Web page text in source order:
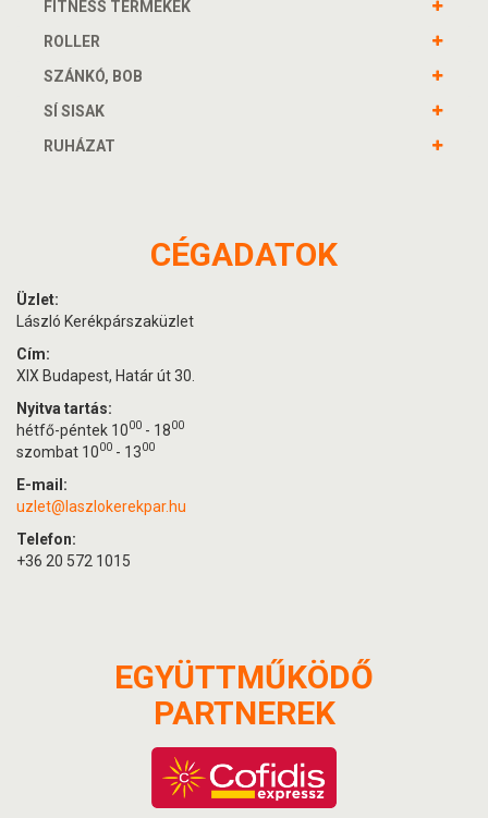
FITNESS TERMÉKEK
ROLLER
SZÁNKÓ, BOB
SÍ SISAK
RUHÁZAT
CÉGADATOK
Üzlet:
László Kerékpárszaküzlet
Cím:
XIX Budapest, Határ út 30.
Nyitva tartás:
hétfő-péntek 1000 - 1800
szombat 1000 - 1300
E-mail:
uzlet@laszlokerekpar.hu
Telefon:
+36 20 572 1015
EGYÜTTMŰKÖDŐ
PARTNEREK